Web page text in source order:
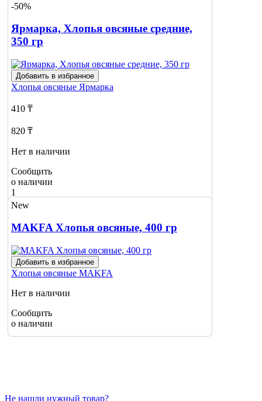
-50%
Ярмарка, Хлопья овсяные средние,
350 гр
Добавить в избранное
Хлопья овсяные Ярмарка
410 ₸
820 ₸
Нет в наличии
Сообщить
о наличии
1
New
MAKFA Хлопья овсяные, 400 гр
Добавить в избранное
Хлопья овсяные MAKFA
Нет в наличии
Сообщить
о наличии
Не нашли нужный товар?